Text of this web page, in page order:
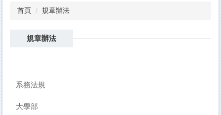
首頁 規章辦法
規章辦法
系務法規
大學部